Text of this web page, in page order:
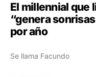
El millennial que
“genera
por año
Se llama Facundo